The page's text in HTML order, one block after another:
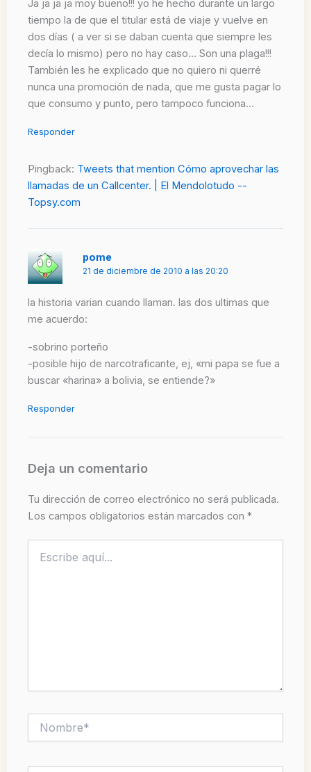
Ja ja ja ja moy bueno!!! yo he hecho durante un largo
tiempo la de que el titular está de viaje y vuelve en
dos días ( a ver si se daban cuenta que siempre les
decía lo mismo) pero no hay caso… Son una plaga!!!
También les he explicado que no quiero ni querré
nunca una promoción de nada, que me gusta pagar lo
que consumo y punto, pero tampoco funciona…
Responder
Pingback: Tweets that mention Cómo aprovechar las
llamadas de un Callcenter. | El Mendolotudo --
Topsy.com
pome
21 de diciembre de 2010 a las 20:20
la historia varian cuando llaman. las dos ultimas que
me acuerdo:
-sobrino porteño
-posible hijo de narcotraficante, ej, «mi papa se fue a
buscar «harina» a bolivia, se entiende?»
Responder
Deja un comentario
Tu dirección de correo electrónico no será publicada.
Los campos obligatorios están marcados con *
aquí...